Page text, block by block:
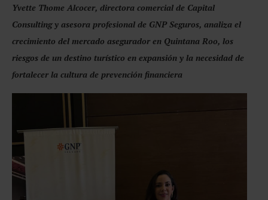
Yvette Thome Alcocer, directora comercial de Capital
Consulting y asesora profesional de GNP Seguros, analiza el
crecimiento del mercado asegurador en Quintana Roo, los
riesgos de un destino turístico en expansión y la necesidad de
fortalecer la cultura de prevención financiera